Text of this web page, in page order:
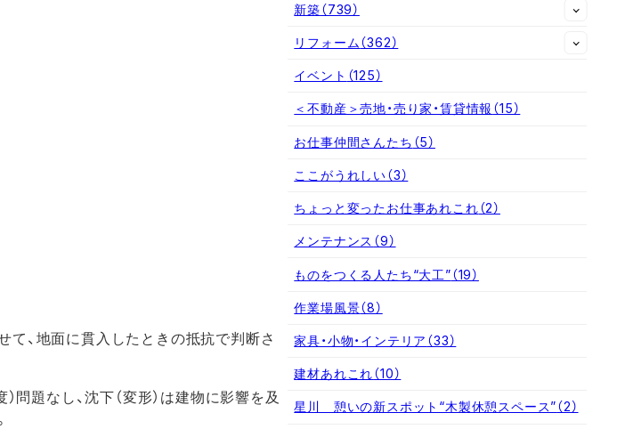
、地面に貫入したときの抵抗で判断さ
問題なし、沈下（変形）は建物に影響を及
新築（739）
リフォーム（362）
イベント （125）
＜不動産＞売地・売り家・賃貸情報 （15）
お仕事仲間さんたち （5）
ここがうれしい（3）
ちょっと変ったお仕事あれこれ（2）
メンテナンス （9）
ものをつくる人たち“大工”（19）
作業場風景（8）
家具・小物・インテリア （33）
建材あれこれ（10）
星川 憩いの新スポット“木製休憩スペース”（2）